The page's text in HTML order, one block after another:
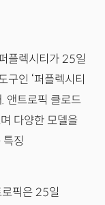
플렉시티가 25일
인 ‘퍼플렉시티
앤트로픽 클로드
다양한 모델을
징
로픽은 25일